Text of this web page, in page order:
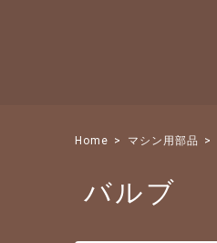
Home マシン用部品
バルブ